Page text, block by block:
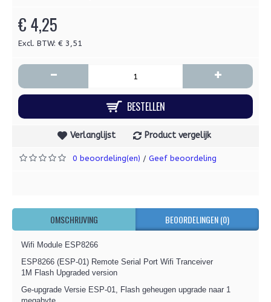
€ 4,25
Excl. BTW: € 3,51
- +
BESTELLEN
Verlanglijst Product vergelijk
0 beoordeling(en) / Geef beoordeling
OMSCHRIJVING BEOORDELINGEN (0)
Wifi Module ESP8266
ESP8266 (ESP-01) Remote Serial Port Wifi Tranceiver
1M Flash Upgraded version
Ge-upgrade Versie ESP-01, Flash geheugen upgrade naar 1